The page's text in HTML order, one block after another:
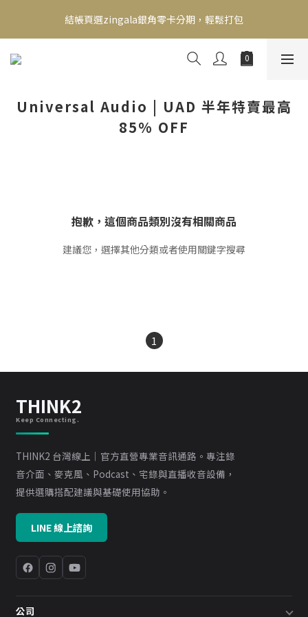
新會員送500！滿額最高回饋2000，刷卡最高12期零利率，馬上了
解👉
結帳頁選zingala銀角零卡分期，輕鬆打包
新會員送500！滿額最高回饋2000，刷卡最高12期零利率，馬上了
Universal Audio | UAD 半年特賣最高
85% OFF
抱歉，這個商品類別沒有相關商品
建議您，選擇其他分類或者使用關鍵字搜尋
1
THINK2
Keep Connecting.
THINK2 台灣線上｜官方直營專業音訊通路。專注錄
音介面、麥克風、Podcast、宅錄與直播收音設備，
提供選購搭配建議與基礎使用協助。
LINE 線上諮詢
公司